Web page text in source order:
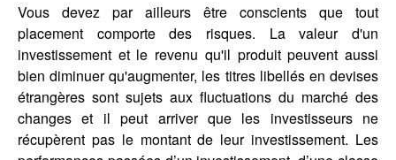
Vous devez par ailleurs être conscients que tout
placement comporte des risques. La valeur d'un
investissement et le revenu qu'il produit peuvent aussi
bien diminuer qu'augmenter, les titres libellés en devises
étrangères sont sujets aux fluctuations du marché des
changes et il peut arriver que les investisseurs ne
récupèrent pas le montant de leur investissement. Les